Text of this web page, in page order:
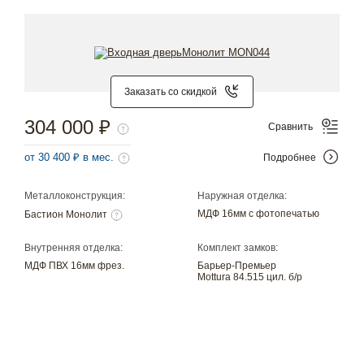
Заказать со скидкой
Металлоконструкция:
Бастион Монолит
Наружная отделка:
МДФ 16мм с фотопечатью
Внутренняя отделка:
МДФ ПВХ 16мм фрез.
Комплект замков:
Барьер-Премьер
Mottura 84.515 цил. б/р
304 000 ₽
от 30 400 ₽ в мес.
Сравнить
Подробнее